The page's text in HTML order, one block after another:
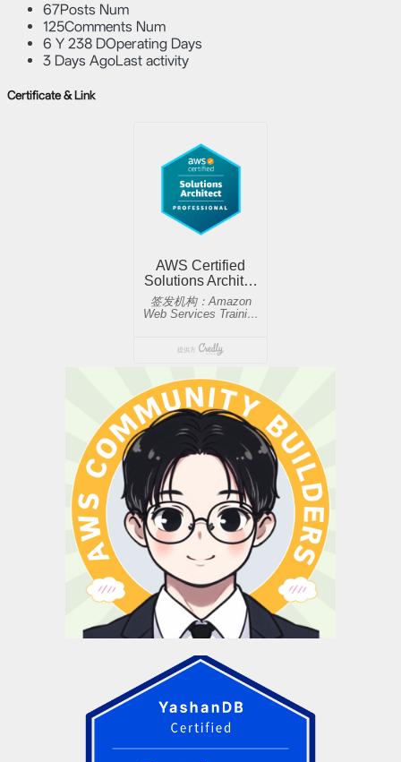
67Posts Num
125Comments Num
6 Y 238 DOperating Days
3 Days AgoLast activity
Certificate & Link